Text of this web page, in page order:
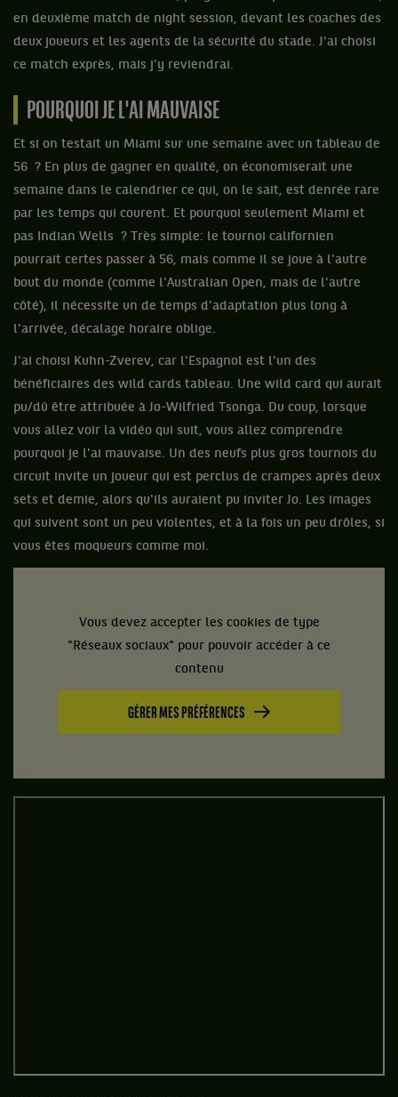
en deuxième match de night session, devant les coaches des
deux joueurs et les agents de la sécurité du stade. J'ai choisi
ce match exprès, mais j'y reviendrai.
POURQUOI JE L'AI MAUVAISE
Et si on testait un Miami sur une semaine avec un tableau de
56 ? En plus de gagner en qualité, on économiserait une
semaine dans le calendrier ce qui, on le sait, est denrée rare
par les temps qui courent. Et pourquoi seulement Miami et
pas Indian Wells ? Très simple: le tournoi californien
pourrait certes passer à 56, mais comme il se joue à l'autre
bout du monde (comme l'Australian Open, mais de l'autre
côté), il nécessite un de temps d'adaptation plus long à
l'arrivée, décalage horaire oblige.
J'ai choisi Kuhn-Zverev, car l'Espagnol est l'un des
bénéficiaires des wild cards tableau. Une wild card qui aurait
pu/dû être attribuée à Jo-Wilfried Tsonga. Du coup, lorsque
vous allez voir la vidéo qui suit, vous allez comprendre
pourquoi je l'ai mauvaise. Un des neufs plus gros tournois du
circuit invite un joueur qui est perclus de crampes après deux
sets et demie, alors qu'ils auraient pu inviter Jo. Les images
qui suivent sont un peu violentes, et à la fois un peu drôles, si
vous êtes moqueurs comme moi.
Vous devez accepter les cookies de type
"Réseaux sociaux" pour pouvoir accéder à ce
contenu
GÉRER MES PRÉFÉRENCES